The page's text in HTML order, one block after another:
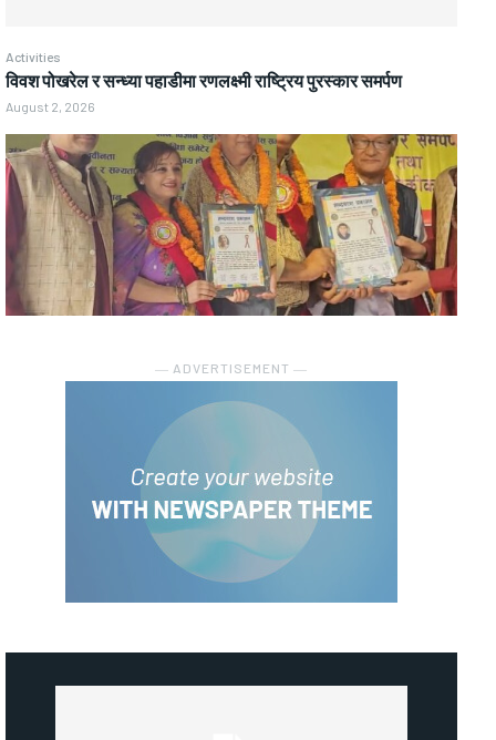
Activities
विवश पोखरेल र सन्ध्या पहाडीमा रणलक्ष्मी राष्ट्रिय पुरस्कार समर्पण
August 2, 2026
― ADVERTISEMENT ―